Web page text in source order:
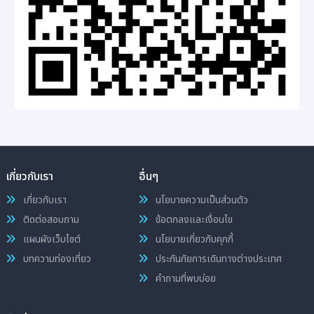
เกี่ยวกับเรา
เกี่ยวกับเรา
ติดต่อสอบถาม
แผนผังเว็บไซต์
บทความท่องเที่ยว
อื่นๆ
นโยบายความเป็นส่วนตัว
ข้อตกลงและเงื่อนไข
นโยบายเกี่ยวกับคุกกี้
ประกันภัยการเดินทางต่างประเทศ
คำถามที่พบบ่อย